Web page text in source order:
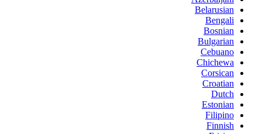
Belarusian
Bengali
Bosnian
Bulgarian
Cebuano
Chichewa
Corsican
Croatian
Dutch
Estonian
Filipino
Finnish